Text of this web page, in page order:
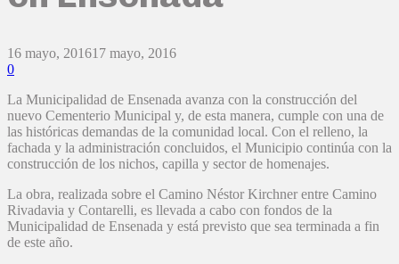
16 mayo, 201617 mayo, 2016
0
La Municipalidad de Ensenada avanza con la construcción del
nuevo Cementerio Municipal y, de esta manera, cumple con una de
las históricas demandas de la comunidad local. Con el relleno, la
fachada y la administración concluidos, el Municipio continúa con la
construcción de los nichos, capilla y sector de homenajes.
La obra, realizada sobre el Camino Néstor Kirchner entre Camino
Rivadavia y Contarelli, es llevada a cabo con fondos de la
Municipalidad de Ensenada y está previsto que sea terminada a fin
de este año.